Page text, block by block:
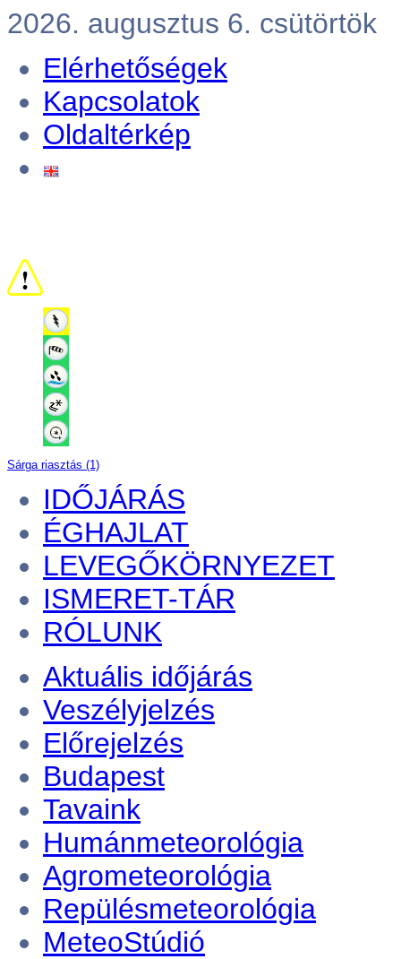
2026. augusztus 6. csütörtök
Elérhetőségek
Kapcsolatok
Oldaltérkép
Sárga riasztás (1)
IDŐJÁRÁS
ÉGHAJLAT
LEVEGŐKÖRNYEZET
ISMERET-TÁR
RÓLUNK
Aktuális időjárás
Veszélyjelzés
Előrejelzés
Budapest
Tavaink
Humánmeteorológia
Agrometeorológia
Repülésmeteorológia
MeteoStúdió